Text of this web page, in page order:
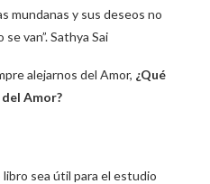
mundanas y sus deseos no
van”. Sathya Sai
alejarnos del Amor, ¿Qué
Amor?
sea útil para el estudio